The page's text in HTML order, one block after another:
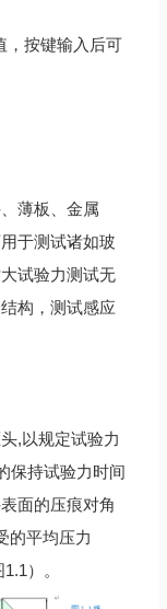
，按键输入后可
薄板、金属
于测试诸如玻
试验力测试无
构，测试感应
,以规定试验力
保持试验力时间
面的压痕对角
的平均压力
）。